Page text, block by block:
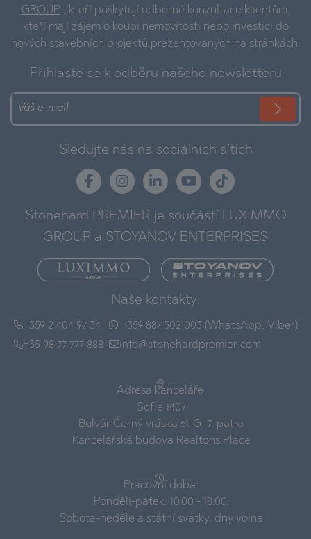
GROUP , kteří poskytují odborné konzultace klientům,
kteří mají zájem o koupi nemovitosti nebo investici do
nových stavebních projektů prezentovaných na stránkách.
Přihlaste se k odběru našeho newsletteru
Sledujte nás na sociálních sítích
Stonehard PREMIER je součástí LUXIMMO
GROUP a STOYANOV ENTERPRISES
Naše kontakty:
+359 2 404 97 34
+35 98 77 777 888
+359 887 502 003 (WhatsApp, Viber)
info@stonehardpremier.com
Adresa kanceláře:
Sofie 1407
Bulvár Černý vráska 51-G, 7. patro
Kancelářská budova Realtons Place
Pracovní doba:
Pondělí-pátek: 10:00 - 18:00;
Sobota-neděle a státní svátky: dny volna